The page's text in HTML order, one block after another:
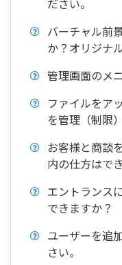
ださい。
バーチャル前
か？オリジナ
管理画面のメ
ファイルをア
を管理（制限
お客様と商談
内の仕方はで
エントランス
できますか？
ユーザーを追
さい。